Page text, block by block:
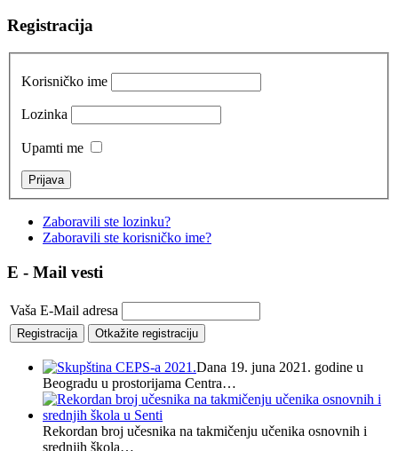
Registracija
Korisničko ime
Lozinka
Upamti me
Zaboravili ste lozinku?
Zaboravili ste korisničko ime?
E - Mail vesti
Vaša E-Mail adresa
Dana 19. juna 2021. godine u
Beogradu u prostorijama Centra…
Rekordan broj učesnika na takmičenju učenika osnovnih i
srednjih škola…